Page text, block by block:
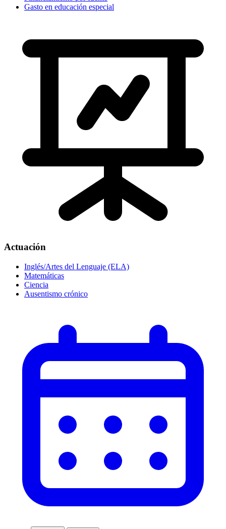
Gasto en educación especial
Actuación
Inglés/Artes del Lenguaje (ELA)
Matemáticas
Ciencia
Ausentismo crónico